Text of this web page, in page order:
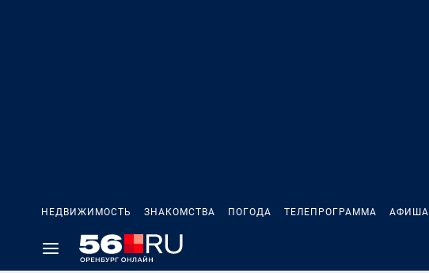
НЕДВИЖИМОСТЬ ЗНАКОМСТВА ПОГОДА ТЕЛЕПРОГРАММА АФИША